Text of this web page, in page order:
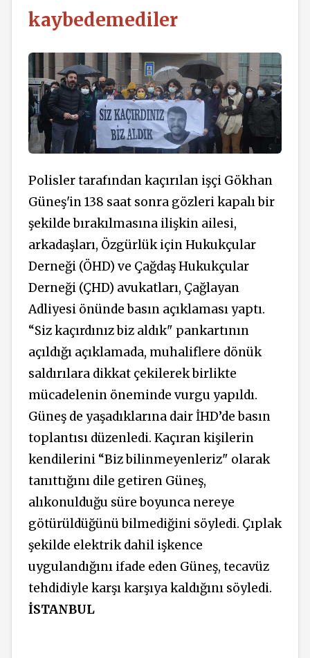
kaybedemediler
Polisler tarafından kaçırılan işçi Gökhan
Güneş'in 138 saat sonra gözleri kapalı bir
şekilde bırakılmasına ilişkin ailesi,
arkadaşları, Özgürlük için Hukukçular
Derneği (ÖHD) ve Çağdaş Hukukçular
Derneği (ÇHD) avukatları, Çağlayan
Adliyesi önünde basın açıklaması yaptı.
“Siz kaçırdınız biz aldık" pankartının
açıldığı açıklamada, muhaliflere dönük
saldırılara dikkat çekilerek birlikte
mücadelenin öneminde vurgu yapıldı.
Güneş de yaşadıklarına dair İHD’de basın
toplantısı düzenledi. Kaçıran kişilerin
kendilerini “Biz bilinmeyenleriz" olarak
tanıttığını dile getiren Güneş,
alıkonulduğu süre boyunca nereye
götürüldüğünü bilmediğini söyledi. Çıplak
şekilde elektrik dahil işkence
uygulandığını ifade eden Güneş, tecavüz
tehdidiyle karşı karşıya kaldığını söyledi.
İSTANBUL